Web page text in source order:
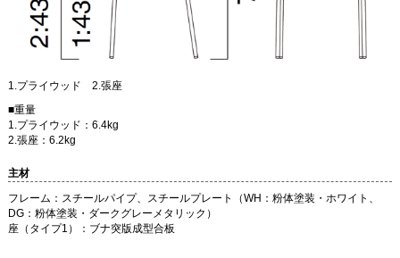
1.プライウッド 2.張座
■重量
1.プライウッド：6.4kg
2.張座：6.2kg
主材
フレーム：スチールパイプ、スチールプレート（WH：粉体塗装・ホワイト、
DG：粉体塗装・ダークグレーメタリック）
座（タイプ1）：ブナ突版成型合板